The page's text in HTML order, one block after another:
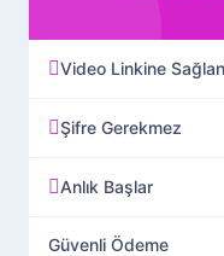
Video Linkine
Şifre Gerekmez
Anlık Başlar
Güvenli Ödeme